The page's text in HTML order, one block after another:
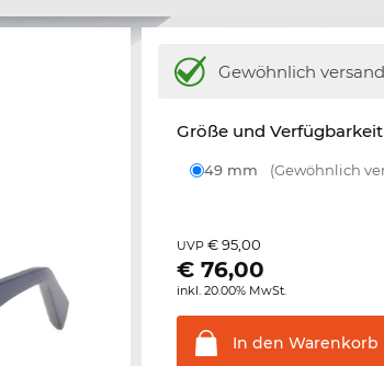
Gewöhnlich
Größe und Verfügbarkeit
49 mm (Gewöhnlich
UVP€ 95,00
€76,00
inkl. 20.00% MwSt.
In den Warenkorb